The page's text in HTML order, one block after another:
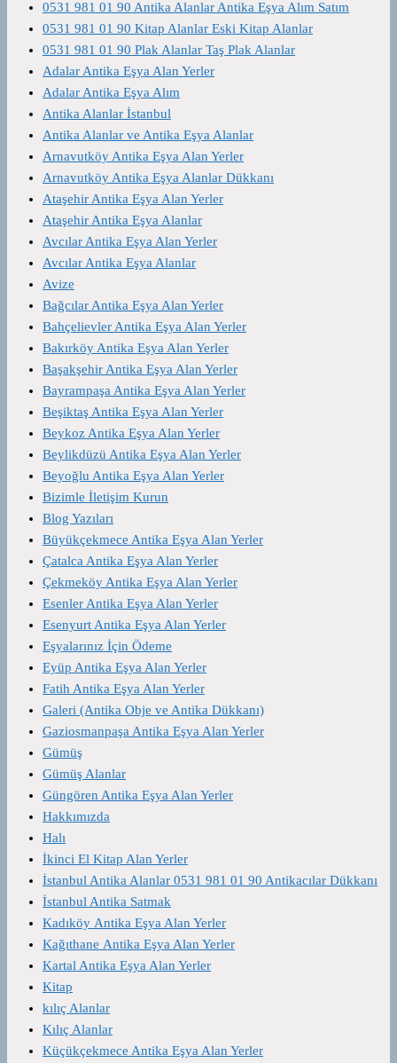
0531 981 01 90 Antika Alanlar Antika Eşya Alım Satım
0531 981 01 90 Kitap Alanlar Eski Kitap Alanlar
0531 981 01 90 Plak Alanlar Taş Plak Alanlar
Adalar Antika Eşya Alan Yerler
Adalar Antika Eşya Alım
Antika Alanlar İstanbul
Antika Alanlar ve Antika Eşya Alanlar
Arnavutköy Antika Eşya Alan Yerler
Arnavutköy Antika Eşya Alanlar Dükkanı
Ataşehir Antika Eşya Alan Yerler
Ataşehir Antika Eşya Alanlar
Avcılar Antika Eşya Alan Yerler
Avcılar Antika Eşya Alanlar
Avize
Bağcılar Antika Eşya Alan Yerler
Bahçelievler Antika Eşya Alan Yerler
Bakırköy Antika Eşya Alan Yerler
Başakşehir Antika Eşya Alan Yerler
Bayrampaşa Antika Eşya Alan Yerler
Beşiktaş Antika Eşya Alan Yerler
Beykoz Antika Eşya Alan Yerler
Beylikdüzü Antika Eşya Alan Yerler
Beyoğlu Antika Eşya Alan Yerler
Bizimle İletişim Kurun
Blog Yazıları
Büyükçekmece Antika Eşya Alan Yerler
Çatalca Antika Eşya Alan Yerler
Çekmeköy Antika Eşya Alan Yerler
Esenler Antika Eşya Alan Yerler
Esenyurt Antika Eşya Alan Yerler
Eşyalarınız İçin Ödeme
Eyüp Antika Eşya Alan Yerler
Fatih Antika Eşya Alan Yerler
Galeri (Antika Obje ve Antika Dükkanı)
Gaziosmanpaşa Antika Eşya Alan Yerler
Gümüş
Gümüş Alanlar
Güngören Antika Eşya Alan Yerler
Hakkımızda
Halı
İkinci El Kitap Alan Yerler
İstanbul Antika Alanlar 0531 981 01 90 Antikacılar Dükkanı
İstanbul Antika Satmak
Kadıköy Antika Eşya Alan Yerler
Kağıthane Antika Eşya Alan Yerler
Kartal Antika Eşya Alan Yerler
Kitap
kılıç Alanlar
Kılıç Alanlar
Küçükçekmece Antika Eşya Alan Yerler